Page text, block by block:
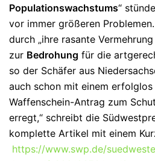
Populationswachstums“
vor immer größeren
durch „ihre rasante
zur Bedrohung für die
so der Schäfer aus
auch schon mit einem
Waffenschein-Antrag zum
erregt,“ schreibt die
komplette Artikel mit einem
https://www.swp.de/